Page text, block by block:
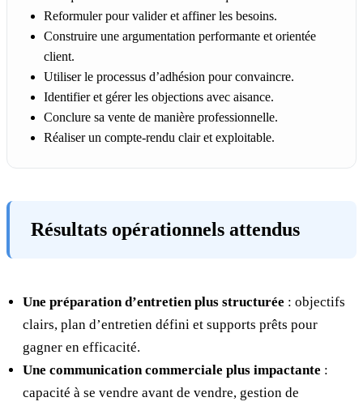
Reformuler pour valider et affiner les besoins.
Construire une argumentation performante et orientée
client.
Utiliser le processus d’adhésion pour convaincre.
Identifier et gérer les objections avec aisance.
Conclure sa vente de manière professionnelle.
Réaliser un compte-rendu clair et exploitable.
Résultats opérationnels attendus
Une préparation d’entretien plus structurée : objectifs
clairs, plan d’entretien défini et supports prêts pour
gagner en efficacité.
Une communication commerciale plus impactante :
capacité à se vendre avant de vendre, gestion de